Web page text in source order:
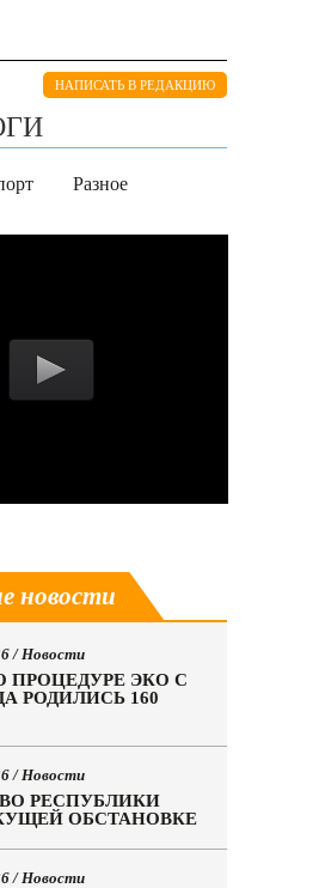
НАПИСАТЬ В РЕДАКЦИЮ
Разное
новости
/Новости
ПРОЦЕДУРЕ ЭКО С
РОДИЛИСЬ 160
/Новости
РЕСПУБЛИКИ
ОБСТАНОВКЕ
/Новости